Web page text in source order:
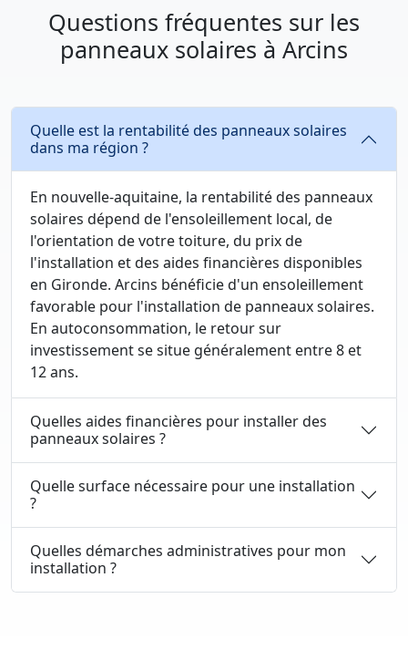
Questions fréquentes sur les
panneaux solaires à Arcins
Quelle est la rentabilité des panneaux solaires
dans ma région ?
En nouvelle-aquitaine, la rentabilité des panneaux
solaires dépend de l'ensoleillement local, de
l'orientation de votre toiture, du prix de
l'installation et des aides financières disponibles
en Gironde. Arcins bénéficie d'un ensoleillement
favorable pour l'installation de panneaux solaires.
En autoconsommation, le retour sur
investissement se situe généralement entre 8 et
12 ans.
Quelles aides financières pour installer des
panneaux solaires ?
Quelle surface nécessaire pour une installation
?
Quelles démarches administratives pour mon
installation ?